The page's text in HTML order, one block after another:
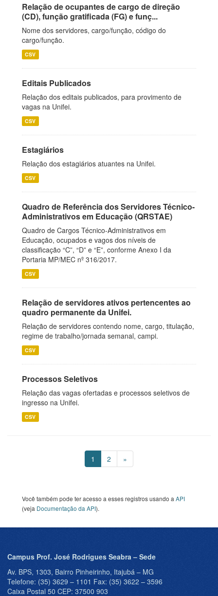
Relação de ocupantes de cargo de direção
(CD), função gratificada (FG) e funç...
Nome dos servidores, cargo/função, código do
cargo/função.
CSV
Editais Publicados
Relação dos editais publicados, para provimento de
vagas na Unifei.
CSV
Estagiários
Relação dos estagiários atuantes na Unifei.
CSV
Quadro de Referência dos Servidores Técnico-
Administrativos em Educação (QRSTAE)
Quadro de Cargos Técnico-Administrativos em
Educação, ocupados e vagos dos níveis de
classificação “C”, “D” e “E”, conforme Anexo I da
Portaria MP/MEC nº 316/2017.
CSV
Relação de servidores ativos pertencentes ao
quadro permanente da Unifei.
Relação de servidores contendo nome, cargo, titulação,
regime de trabalho/jornada semanal, campi.
CSV
Processos Seletivos
Relação das vagas ofertadas e processos seletivos de
ingresso na Unifei.
CSV
1 2 »
Você também pode ter acesso a esses registros usando a API
(veja Documentação da API).
Campus Prof. José Rodrigues Seabra – Sede
Av. BPS, 1303, Bairro Pinheirinho, Itajubá – MG
Telefone: (35) 3629 – 1101 Fax: (35) 3622 – 3596
Caixa Postal 50 CEP: 37500 903